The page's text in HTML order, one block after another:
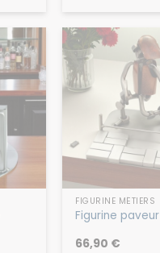
FIGURINE MÉTIERS
Figurine paveur
66,90 €